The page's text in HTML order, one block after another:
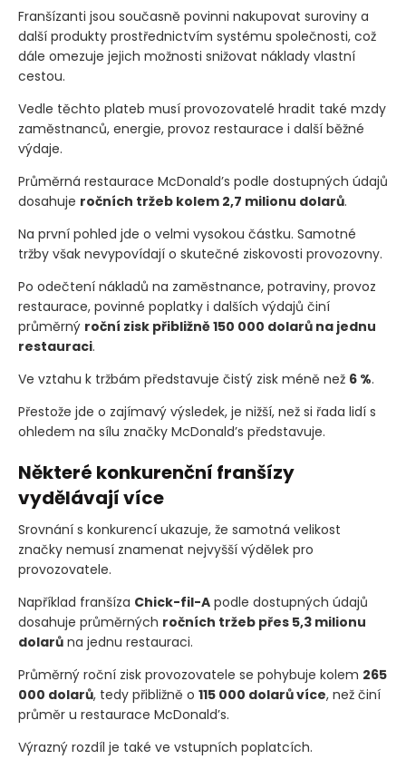
Franšízanti jsou současně povinni nakupovat suroviny a
další produkty prostřednictvím systému společnosti, což
dále omezuje jejich možnosti snižovat náklady vlastní
cestou.
Vedle těchto plateb musí provozovatelé hradit také mzdy
zaměstnanců, energie, provoz restaurace i další běžné
výdaje.
Průměrná restaurace McDonald’s podle dostupných údajů
dosahuje ročních tržeb kolem 2,7 milionu dolarů.
Na první pohled jde o velmi vysokou částku. Samotné
tržby však nevypovídají o skutečné ziskovosti provozovny.
Po odečtení nákladů na zaměstnance, potraviny, provoz
restaurace, povinné poplatky i dalších výdajů činí
průměrný roční zisk přibližně 150 000 dolarů na jednu
restauraci.
Ve vztahu k tržbám představuje čistý zisk méně než 6 %.
Přestože jde o zajímavý výsledek, je nižší, než si řada lidí s
ohledem na sílu značky McDonald’s představuje.
Některé konkurenční franšízy
vydělávají více
Srovnání s konkurencí ukazuje, že samotná velikost
značky nemusí znamenat nejvyšší výdělek pro
provozovatele.
Například franšíza Chick-fil-A podle dostupných údajů
dosahuje průměrných ročních tržeb přes 5,3 milionu
dolarů na jednu restauraci.
Průměrný roční zisk provozovatele se pohybuje kolem 265
000 dolarů, tedy přibližně o 115 000 dolarů více, než činí
průměr u restaurace McDonald’s.
Výrazný rozdíl je také ve vstupních poplatcích.